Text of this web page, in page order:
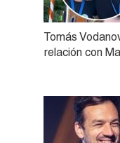
Tomás
relación con